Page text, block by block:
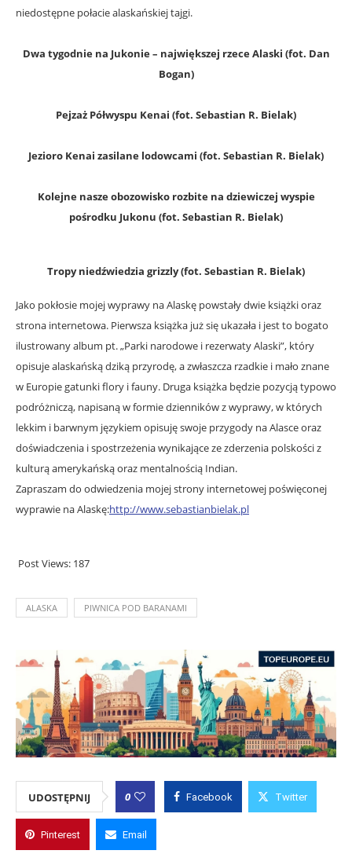
niedostępne połacie alaskańskiej tajgi.
Dwa tygodnie na Jukonie – największej rzece Alaski (fot. Dan
Bogan)
Pejzaż Półwyspu Kenai (fot. Sebastian R. Bielak)
Jezioro Kenai zasilane lodowcami (fot. Sebastian R. Bielak)
Kolejne nasze obozowisko rozbite na dziewiczej wyspie
pośrodku Jukonu (fot. Sebastian R. Bielak)
Tropy niedźwiedzia grizzly (fot. Sebastian R. Bielak)
Jako pokłosie mojej wyprawy na Alaskę powstały dwie książki oraz
strona internetowa. Pierwsza książka już się ukazała i jest to bogato
ilustrowany album pt. „Parki narodowe i rezerwaty Alaski”, który
opisuje alaskańską dziką przyrodę, a zwłaszcza rzadkie i mało znane
w Europie gatunki flory i fauny. Druga książka będzie pozycją typowo
podróżniczą, napisaną w formie dzienników z wyprawy, w których
lekkim i barwnym językiem opisuję swoje przygody na Alasce oraz
doświadczenia i spostrzeżenia wynikające ze zderzenia polskości z
kulturą amerykańską oraz mentalnością Indian.
Zapraszam do odwiedzenia mojej strony internetowej poświęconej
wyprawie na Alaskę:http://www.sebastianbielak.pl
Post Views: 187
ALASKA PIWNICA POD BARANAMI
UDOSTĘPNIJ 0 Facebook Twitter
Pinterest Email